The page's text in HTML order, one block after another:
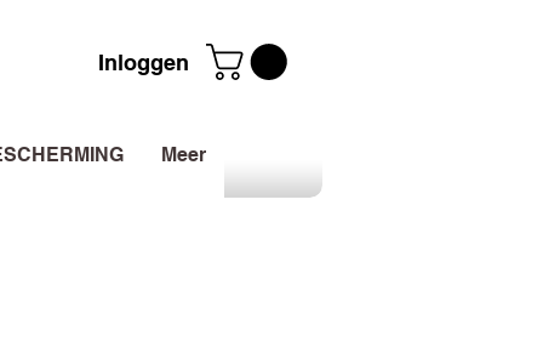
Inloggen
Meer